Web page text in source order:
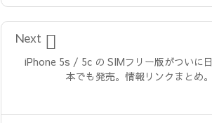
iPhone 5s / 5c の SIMフリー版がついに日
本でも発売。情報リンクまとめ。

Next